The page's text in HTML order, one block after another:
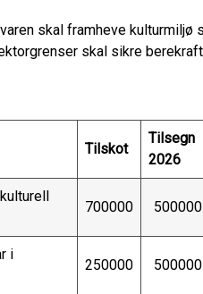
skal framheve kulturmiljø
skal sikre
Tilskot
Tilsegn
2026
700000 500000
i
250000 500000